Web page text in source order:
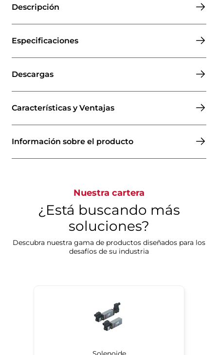
Descripción
Especificaciones
Descargas
Características y Ventajas
Información sobre el producto
Nuestra cartera
¿Está buscando más
soluciones?
Descubra nuestra gama de productos diseñados para los
desafíos de su industria